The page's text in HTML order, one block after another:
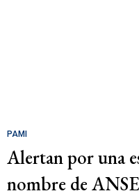
PAMI
Alertan por una
nombre de